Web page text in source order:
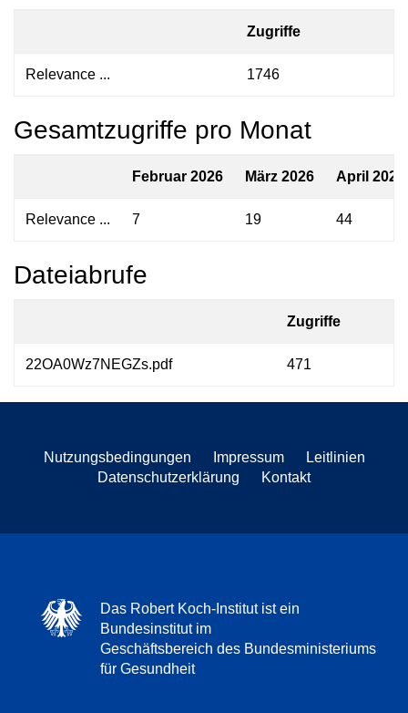
Zugriffe
Relevance ... 1746
Gesamtzugriffe pro Monat
Februar 2026 März 2026 April 2026
Relevance ... 7 19 44
Dateiabrufe
Zugriffe
22OA0Wz7NEGZs.pdf 471
Nutzungsbedingungen Impressum
Leitlinien
Datenschutzerklärung
Kontakt
Das Robert Koch-Institut ist ein
Bundesinstitut im
Geschäftsbereich des Bundesministeriums
für Gesundheit